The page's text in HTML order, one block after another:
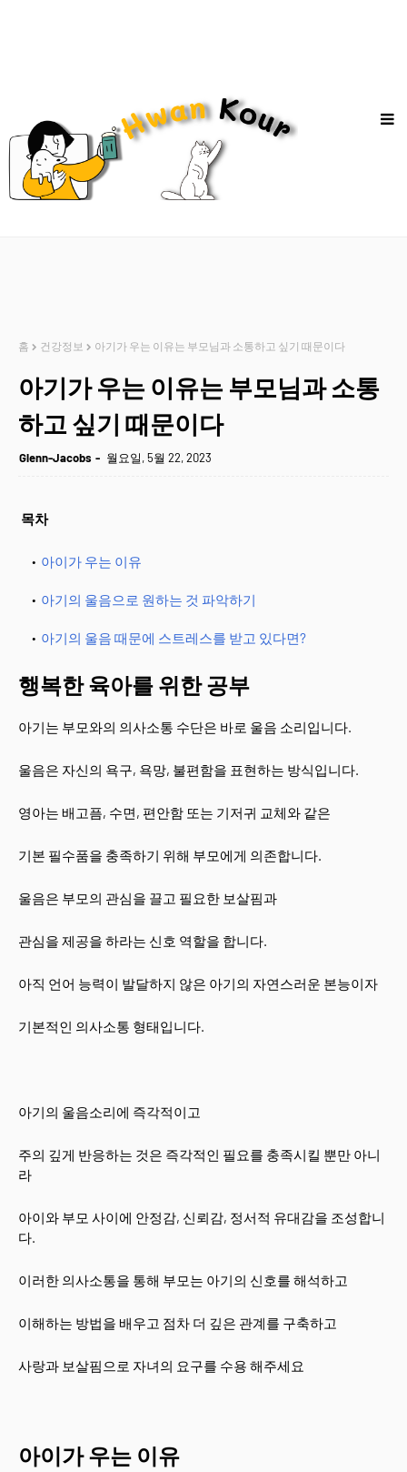
홈 건강정보 아기가 우는 이유는 부모님과 소통하고 싶기 때문이다
아기가 우는 이유는 부모님과 소통
하고 싶기 때문이다
Glenn-Jacobs 월요일, 5월 22, 2023
목차
아이가 우는 이유
아기의 울음으로 원하는 것 파악하기
아기의 울음 때문에 스트레스를 받고 있다면?
행복한 육아를 위한 공부
아기는 부모와의 의사소통 수단은 바로 울음 소리입니다.
울음은 자신의 욕구, 욕망, 불편함을 표현하는 방식입니다.
영아는 배고픔, 수면, 편안함 또는 기저귀 교체와 같은
기본 필수품을 충족하기 위해 부모에게 의존합니다.
울음은 부모의 관심을 끌고 필요한 보살핌과
관심을 제공을 하라는 신호 역할을 합니다.
아직 언어 능력이 발달하지 않은 아기의 자연스러운 본능이자
기본적인 의사소통 형태입니다.
아기의 울음소리에 즉각적이고
주의 깊게 반응하는 것은 즉각적인 필요를 충족시킬 뿐만 아니
라
아이와 부모 사이에 안정감, 신뢰감, 정서적 유대감을 조성합니
다.
이러한 의사소통을 통해 부모는 아기의 신호를 해석하고
이해하는 방법을 배우고 점차 더 깊은 관계를 구축하고
사랑과 보살핌으로 자녀의 요구를 수용 해주세요
아이가 우는 이유